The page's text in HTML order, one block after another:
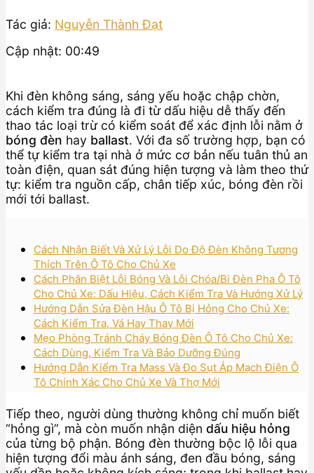
Tác giả: Nguyễn Thành Đạt
Cập nhật: 00:49
Khi đèn không sáng, sáng yếu hoặc chập chờn,
cách kiểm tra đúng là đi từ dấu hiệu dễ thấy đến
thao tác loại trừ có kiểm soát để xác định lỗi nằm ở
bóng đèn hay ballast. Với đa số trường hợp, bạn có
thể tự kiểm tra tại nhà ở mức cơ bản nếu tuân thủ an
toàn điện, quan sát đúng hiện tượng và làm theo thứ
tự: kiểm tra nguồn cấp, chân tiếp xúc, bóng đèn rồi
mới tới ballast.
Cách Nhận Biết Và Xử Lý Lỗi Do Độ Đèn Không Tương
Thích Trên Ô Tô Cho Chủ Xe
Cách Phân Biệt Lỗi Bóng Và Lỗi Chóa/Bi Đèn Pha Ô Tô
Cho Chủ Xe: Dấu Hiệu, Cách Kiểm Tra Và Hướng Xử Lý
Hướng Dẫn Sửa Đèn Hậu Ô Tô Bị Hỏng Cho Chủ Xe:
Cách Kiểm Tra, Vá Hay Thay Mới
Mẹo Phòng Tránh Cháy Bóng Đèn Ô Tô Cho Chủ Xe:
Cách Dùng, Kiểm Tra Và Bảo Dưỡng Đúng
Hướng Dẫn Kiểm Tra Mass Và Đo Sụt Áp Mạch Điện Ô
Tô Chính Xác Cho Chủ Xe Và Thợ Mới
Tiếp theo, người dùng thường không chỉ muốn biết
“hỏng gì”, mà còn muốn nhận diện dấu hiệu hỏng
của từng bộ phận. Bóng đèn thường bộc lộ lỗi qua
hiện tượng đổi màu ánh sáng, đen đầu bóng, sáng